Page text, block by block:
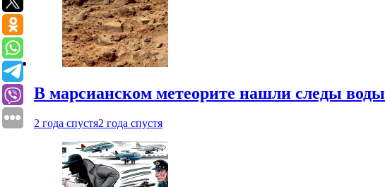
В марсианском метеорите нашли следы воды
2 года спустя2 года спустя